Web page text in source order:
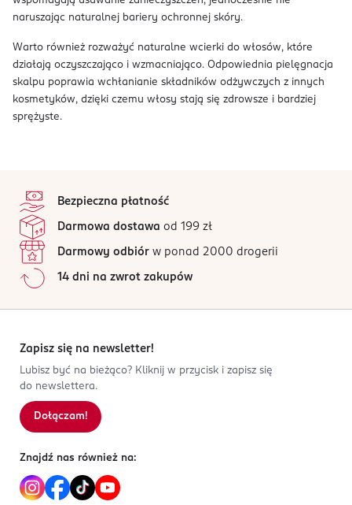
naruszając naturalnej bariery ochronnej skóry.
Warto również rozważyć naturalne wcierki do włosów, które
działają oczyszczająco i wzmacniająco. Odpowiednia pielęgnacja
skalpu poprawia wchłanianie składników odżywczych z innych
kosmetyków, dzięki czemu włosy stają się zdrowsze i bardziej
sprężyste.
Bezpieczna płatność
Darmowa dostawa od 199 zł
Darmowy odbiór w ponad 2000 drogerii
14 dni na zwrot zakupów
Zapisz się na newsletter!
Lubisz być na bieżąco? Kliknij w przycisk i zapisz się
do newslettera.
Dołączam!
Znajdź nas również na: